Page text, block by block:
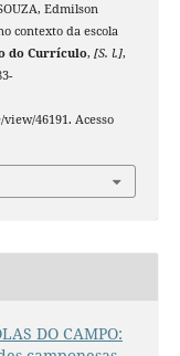
Edmilson
contexto da escola
do Currículo, [S. l.],
46191. Acesso
DO CAMPO: